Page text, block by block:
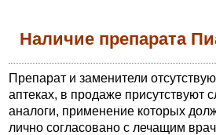
Наличие препарата
Препарат и заменители
аптеках, в продаже присутствуют
аналоги, применение которых
лично согласовано с лечащим